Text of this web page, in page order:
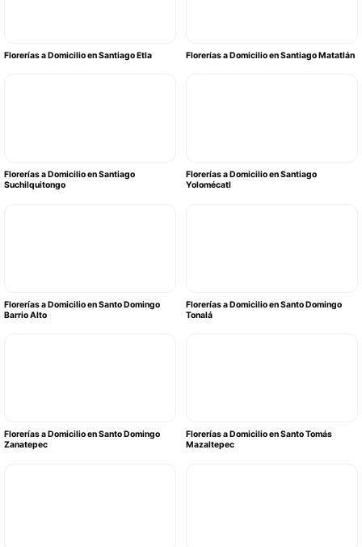
Florerías a Domicilio en Santiago Etla Florerías a Domicilio en Santiago Matatlán
Florerías a Domicilio en Santiago
Suchilquitongo
Florerías a Domicilio en Santiago
Yolomécatl
Florerías a Domicilio en Santo Domingo
Barrio Alto
Florerías a Domicilio en Santo Domingo
Tonalá
Florerías a Domicilio en Santo Domingo
Zanatepec
Florerías a Domicilio en Santo Tomás
Mazaltepec